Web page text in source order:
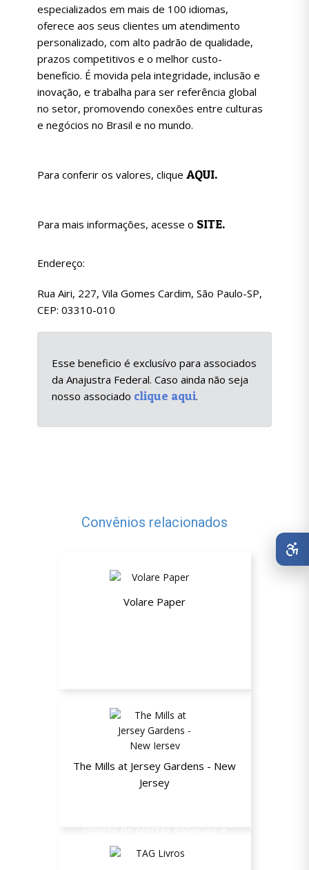
especializados em mais de 100 idiomas,
oferece aos seus clientes um atendimento
personalizado, com alto padrão de qualidade,
prazos competitivos e o melhor custo-
benefício. É movida pela integridade, inclusão e
inovação, e trabalha para ser referência global
no setor, promovendo conexões entre culturas
e negócios no Brasil e no mundo.
Para conferir os valores, clique AQUI.
Para mais informações, acesse o SITE.
Endereço:
Rua Airi, 227, Vila Gomes Cardim, São Paulo-SP,
CEP: 03310-010
Esse beneficio é exclusívo para associados
da Anajustra Federal. Caso ainda não seja
nosso associado clique aqui.
Convênios relacionados
Volare Paper
The Mills at Jersey Gardens - New
Jersey
exclusivas de lojas e restaurantes